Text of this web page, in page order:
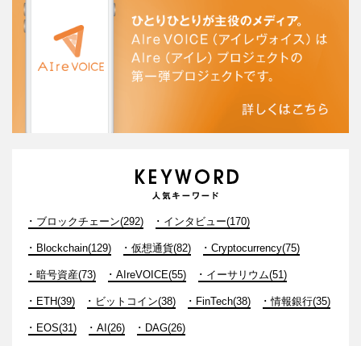
ブロックチェーン(292) インタビュー(170)
Blockchain(129) 仮想通貨(82) Cryptocurrency(75)
暗号資産(73) AIreVOICE(55) イーサリウム(51)
ETH(39) ビットコイン(38) FinTech(38) 情報銀行(35)
EOS(31) AI(26) DAG(26)